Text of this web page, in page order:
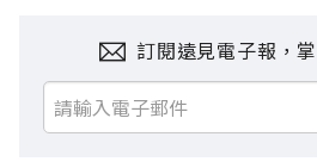
訂閱遠見電子報，